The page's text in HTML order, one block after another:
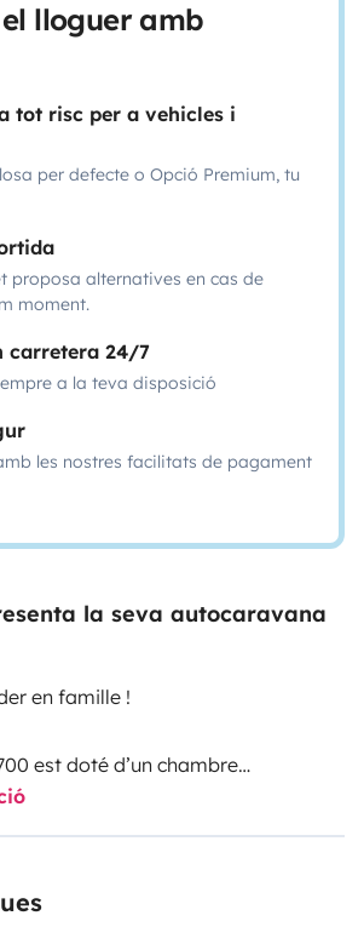
lloguer amb
tot risc per a vehicles i
per defecte o Opció Premium, tu
proposa alternatives en cas de
moment.
carretera 24/7
a la teva disposició
les nostres facilitats de pagament
la seva autocaravana
en famille !
est doté d’un chambre
les enfants avec 2 lits superposés +
enfants avec la zone